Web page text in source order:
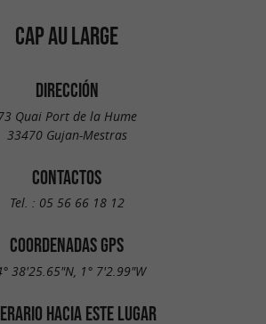
CAP AU LARGE
DIRECCIÓN
Quai Port de la Hume
33470 Gujan-Mestras
CONTACTOS
Tel. : 05 56 66 18 12
COORDENADAS GPS
38'25.65"N, 1° 7'2.99"W
HACIA ESTE LUGAR